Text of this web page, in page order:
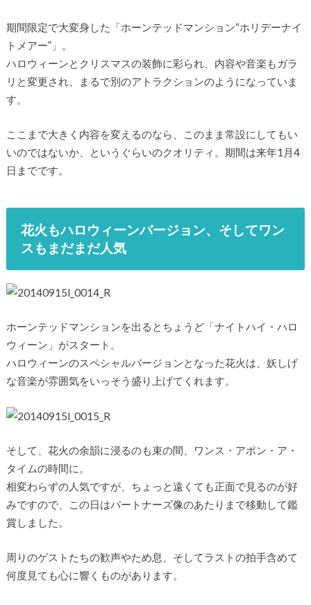
期間限定で大変身した「ホーンテッドマンション“ホリデーナイ
トメアー”」。
ハロウィーンとクリスマスの装飾に彩られ、内容や音楽もガラ
リと変更され、まるで別のアトラクションのようになっていま
す。
ここまで大きく内容を変えるのなら、このまま常設にしてもい
いのではないか、というぐらいのクオリティ。期間は来年1月4
日までです。
花火もハロウィーンバージョン、そしてワン
スもまだまだ人気
ホーンテッドマンションを出るとちょうど「ナイトハイ・ハロ
ウィーン」がスタート。
ハロウィーンのスペシャルバージョンとなった花火は、妖しげ
な音楽が雰囲気をいっそう盛り上げてくれます。
そして、花火の余韻に浸るのも束の間、ワンス・アポン・ア・
タイムの時間に。
相変わらずの人気ですが、ちょっと遠くても正面で見るのが好
みですので、この日はパートナーズ像のあたりまで移動して鑑
賞しました。
周りのゲストたちの歓声やため息、そしてラストの拍手含めて
何度見ても心に響くものがあります。